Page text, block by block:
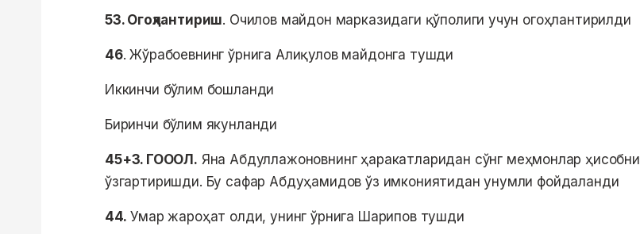
53. Огоҳлантириш. Очилов майдон марказидаги қўполиги учун огоҳлантирилди
46. Жўрабоевнинг ўрнига Алиқулов майдонга тушди
Иккинчи бўлим бошланди
Биринчи бўлим якунланди
45+3. ГОООЛ. Яна Абдуллажоновнинг ҳаракатларидан сўнг меҳмонлар ҳисобни
ўзгартиришди. Бу сафар Абдуҳамидов ўз имкониятидан унумли фойдаланди
44. Умар жароҳат олди, унинг ўрнига Шарипов тушди